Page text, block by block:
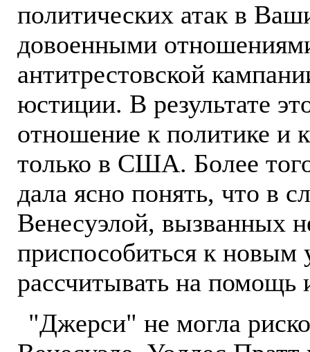
политических атак в
довоенными
антитрестовской
юстиции. В результате
отношение к политике и
только в США. Более
дала ясно понять, что в
Венесуэлой, вызванных
приспособиться к
рассчитывать на помощь
"Джерси" не могла